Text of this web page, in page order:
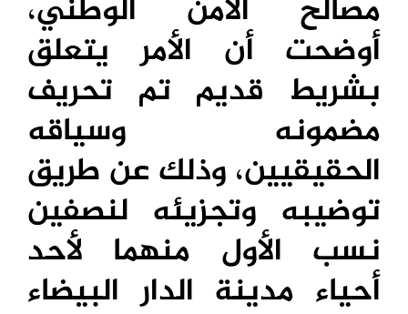
مصالح الأمن الوطني،
أوضحت أن الأمر يتعلق
بشريط قديم تم تحريف
مضمونه وسياقه
الحقيقيين، وذلك عن طريق
توضيبه وتجزيئه لنصفين
نسب الأول منهما لأحد
أحياء مدينة الدار البيضاء